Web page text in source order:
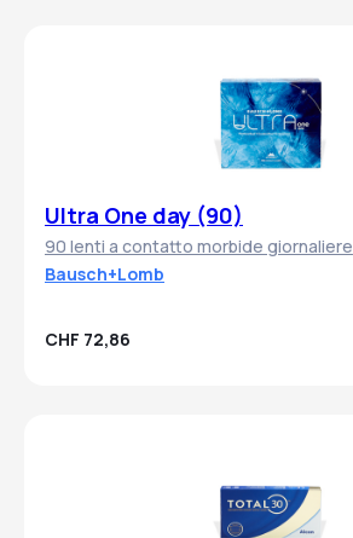
Ultra One day (90)
90 lenti a contatto morbide giornaliere
Bausch+Lomb
CHF 72,86